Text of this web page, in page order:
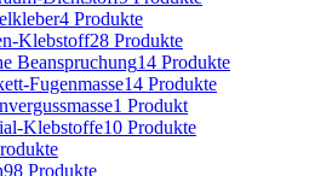
4 Produkte
Klebstoff28 Produkte
Beanspruchung14 Produkte
Fugenmasse14 Produkte
1 Produkt
Klebstoffe10 Produkte
98 Produkte